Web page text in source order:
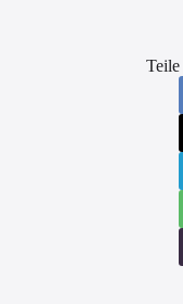
Teile